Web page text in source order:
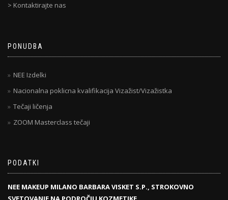
> Kontaktirajte nas
PONUDBA
NEE Izdelki
Nacionalna poklicna kvalifikacija Vizažist/Vizažistka
Tečaji ličenja
ZOOM Masterclass tečaji
PODATKI
NEE MAKEUP MILANO BARBARA VISKET S.P., STROKOVNO